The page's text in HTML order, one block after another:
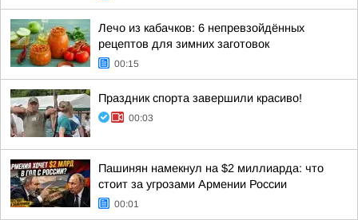
Лечо из кабачков: 6 непревзойдённых
рецептов для зимних заготовок
00:15
Праздник спорта завершили красиво!
00:03
Пашинян намекнул на $2 миллиарда: что
стоит за угрозами Армении России
00:01